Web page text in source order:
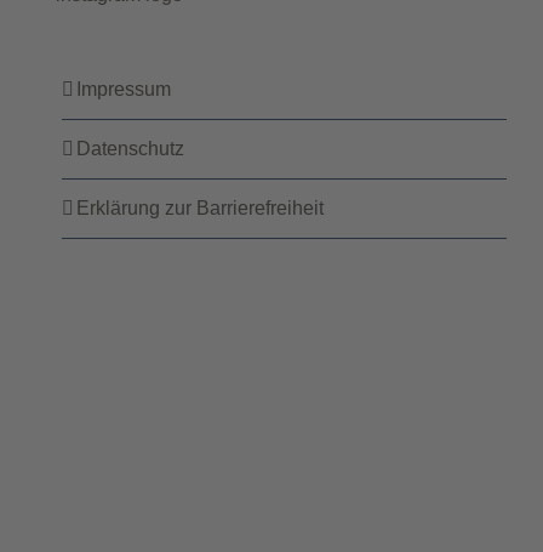
Impressum
Datenschutz
Erklärung zur Barrierefreiheit